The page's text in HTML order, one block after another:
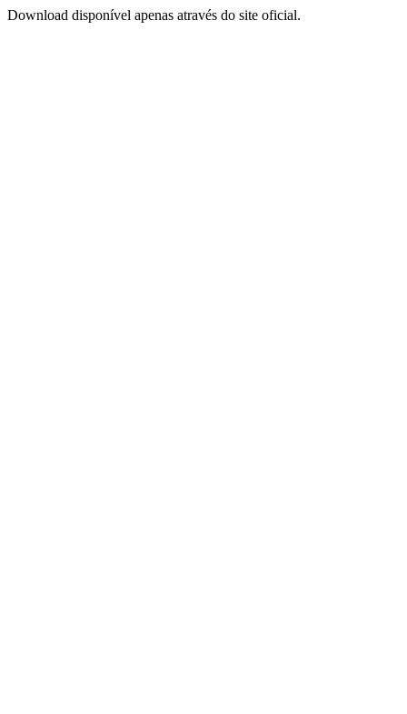
Download disponível apenas através do site oficial.